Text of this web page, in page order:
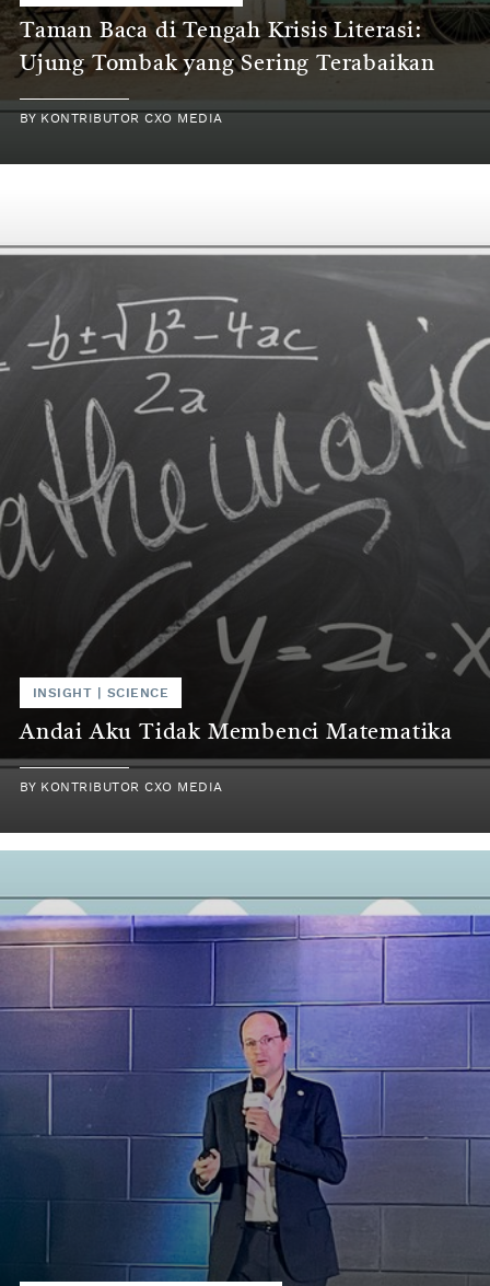
Taman Baca di Tengah Krisis Literasi:
Ujung Tombak yang Sering Terabaikan
BY KONTRIBUTOR CXO MEDIA
INSIGHT SCIENCE
Andai Aku Tidak Membenci Matematika
BY KONTRIBUTOR CXO MEDIA